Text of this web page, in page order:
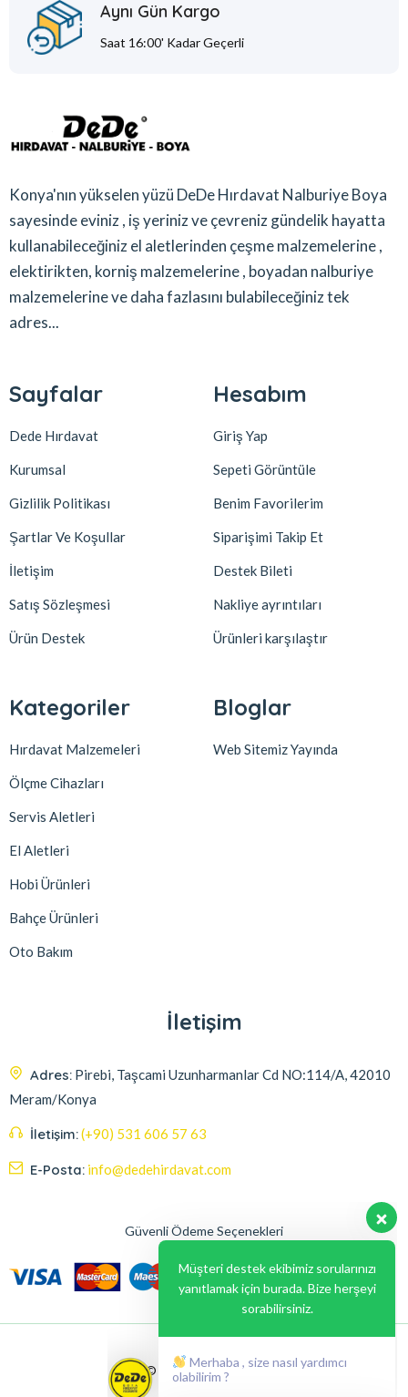
Aynı Gün Kargo
Saat 16:00' Kadar Geçerli
Konya'nın yükselen yüzü DeDe Hırdavat Nalburiye Boya
sayesinde eviniz , iş yeriniz ve çevreniz gündelik hayatta
kullanabileceğiniz el aletlerinden çeşme malzemelerine ,
elektirikten, korniş malzemelerine , boyadan nalburiye
malzemelerine ve daha fazlasını bulabileceğiniz tek
adres...
Sayfalar
Dede Hırdavat
Kurumsal
Gizlilik Politikası
Şartlar Ve Koşullar
İletişim
Satış Sözleşmesi
Ürün Destek
Hesabım
Giriş Yap
Sepeti Görüntüle
Benim Favorilerim
Siparişimi Takip Et
Destek Bileti
Nakliye ayrıntıları
Ürünleri karşılaştır
Kategoriler
Hırdavat Malzemeleri
Ölçme Cihazları
Servis Aletleri
El Aletleri
Hobi Ürünleri
Bahçe Ürünleri
Oto Bakım
Bloglar
Web Sitemiz Yayında
İletişim
Adres: Pirebi, Taşcami Uzunharmanlar Cd NO:114/A, 42010
Meram/Konya
İletişim:(+90) 531 606 57 63
E-Posta: info@dedehirdavat.com
Güvenli Ödeme Seçenekleri
© 2024, Liabil Dizayn
yanıtlamak için burada. Bize herşeyi
sorabilirsiniz.
Merhaba , size nasıl yardımcı
olabilirim ?